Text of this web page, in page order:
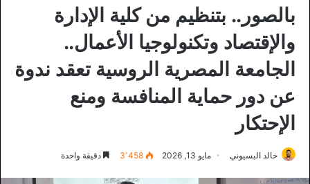
بالصور.. بتنظيم من كلية الإدارة
والإقتصاد وتكنولوجيا الأعمال..
الجامعة المصرية الروسية تعقد ندوة
عن دور حماية المنافسة ومنع
الإحتكار
خالد البسيوني مايو 13, 2026 3٬458 دقيقة واحدة